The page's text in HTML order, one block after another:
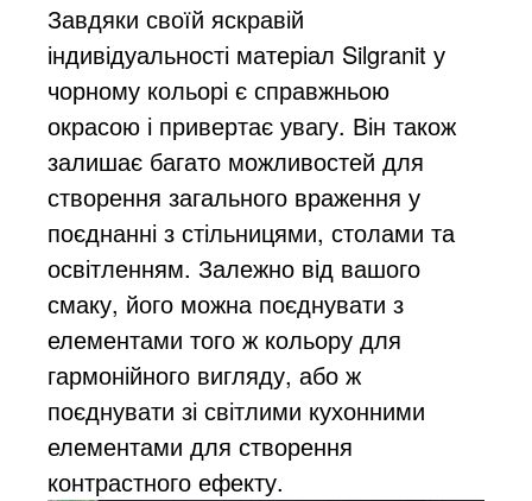
Завдяки своїй яскравій
індивідуальності матеріал Silgranit у
чорному кольорі є справжньою
окрасою і привертає увагу. Він також
залишає багато можливостей для
створення загального враження у
поєднанні з стільницями, столами та
освітленням. Залежно від вашого
смаку, його можна поєднувати з
елементами того ж кольору для
гармонійного вигляду, або ж
поєднувати зі світлими кухонними
елементами для створення
контрастного ефекту.